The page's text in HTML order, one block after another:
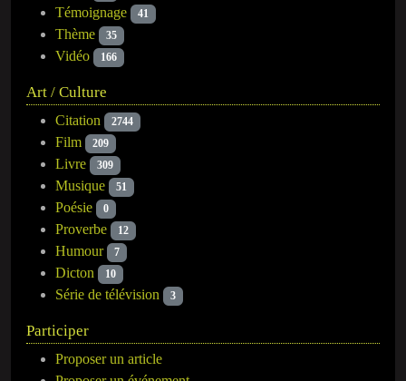
Témoignage 41
Thème 35
Vidéo 166
Art / Culture
Citation 2744
Film 209
Livre 309
Musique 51
Poésie 0
Proverbe 12
Humour 7
Dicton 10
Série de télévision 3
Participer
Proposer un article